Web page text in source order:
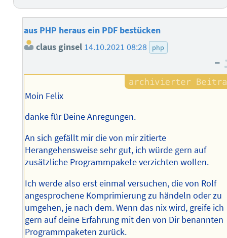
aus PHP heraus ein PDF bestücken
claus ginsel 14.10.2021 08:28 php
–
Moin Felix
danke für Deine Anregungen.
An sich gefällt mir die von mir zitierte
Herangehensweise sehr gut, ich würde gern auf
zusätzliche Programmpakete verzichten wollen.
Ich werde also erst einmal versuchen, die von Rolf
angesprochene Komprimierung zu händeln oder zu
umgehen, je nach dem. Wenn das nix wird, greife ich
gern auf deine Erfahrung mit den von Dir benannten
Programmpaketen zurück.